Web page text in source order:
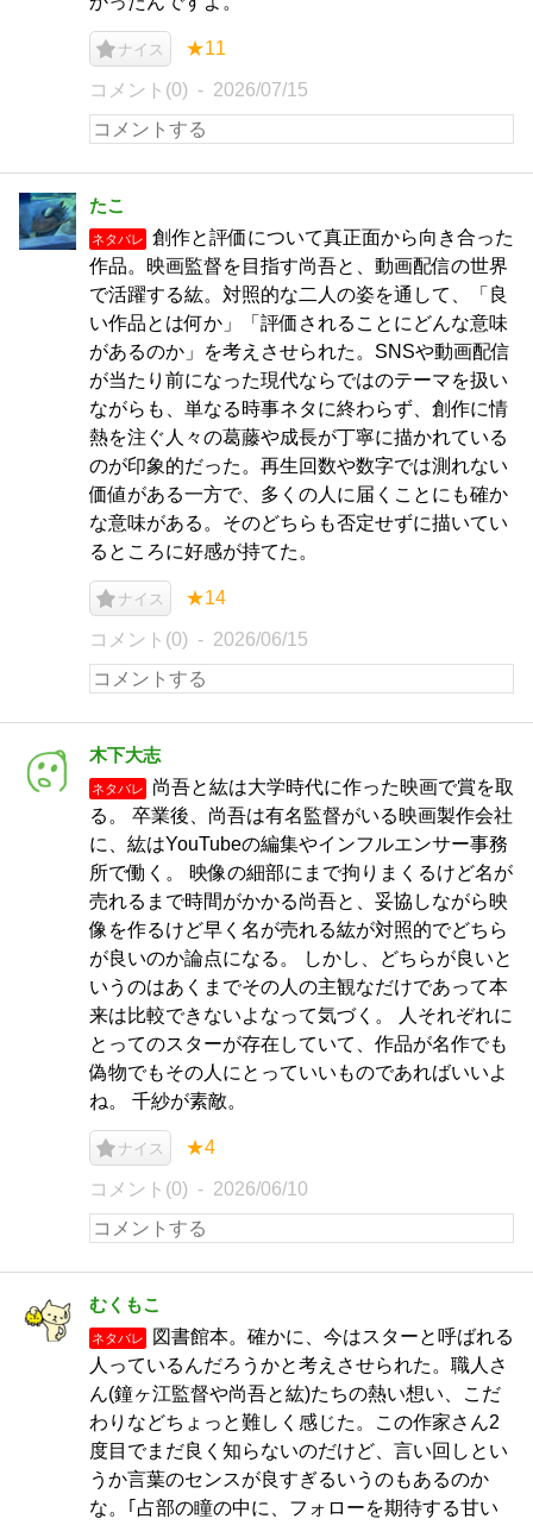
ナイス ★11
コメント(0) 2026/07/15
たこ
ネタバレ
創作と評価について真正面から向き合った
作品。映画監督を目指す尚吾と、動画配信の世界
で活躍する紘。対照的な二人の姿を通して、「良
い作品とは何か」「評価されることにどんな意味
があるのか」を考えさせられた。SNSや動画配信
が当たり前になった現代ならではのテーマを扱い
ながらも、単なる時事ネタに終わらず、創作に情
熱を注ぐ人々の葛藤や成長が丁寧に描かれている
のが印象的だった。再生回数や数字では測れない
価値がある一方で、多くの人に届くことにも確か
な意味がある。そのどちらも否定せずに描いてい
るところに好感が持てた。
ナイス ★14
コメント(0) 2026/06/15
木下大志
ネタバレ
尚吾と紘は大学時代に作った映画で賞を取
る。 卒業後、尚吾は有名監督がいる映画製作会社
に、紘はYouTubeの編集やインフルエンサー事務
所で働く。 映像の細部にまで拘りまくるけど名が
売れるまで時間がかかる尚吾と、妥協しながら映
像を作るけど早く名が売れる紘が対照的でどちら
が良いのか論点になる。 しかし、どちらが良いと
いうのはあくまでその人の主観なだけであって本
来は比較できないよなって気づく。 人それぞれに
とってのスターが存在していて、作品が名作でも
偽物でもその人にとっていいものであればいいよ
ね。 千紗が素敵。
ナイス ★4
コメント(0) 2026/06/10
むくもこ
ネタバレ
図書館本。確かに、今はスターと呼ばれる
人っているんだろうかと考えさせられた。職人さ
ん(鐘ヶ江監督や尚吾と紘)たちの熱い想い、こだ
わりなどちょっと難しく感じた。この作家さん2
度目でまだ良く知らないのだけど、言い回しとい
うか言葉のセンスが良すぎるいうのもあるのか
な。｢占部の瞳の中に、フォローを期待する甘い